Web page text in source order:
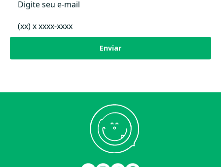
plush e, em seguida, recomenda-se usar o aspirador de pó.
Ao encontrar fios longos ou soltos, corte-os usando uma tesoura. Nunca
Mantenha longe de fogo.
Enviar